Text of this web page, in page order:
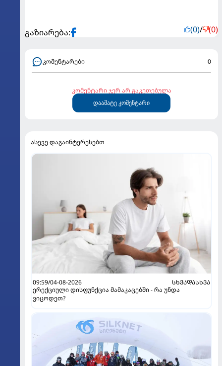
გაზიარება: (0)/ (0)
კომენტარები 0
კომენტარი ჯერ არ გაკეთებულა
დაამატე კომენტარი
ასევე დაგაინტერესებთ
09:59/04-08-2026
ᲡᲮᲕᲐᲓᲐᲡᲮᲕᲐ
ერექციული დისფუნქცია მამაკაცებში - რა უნდა
ვიცოდეთ?